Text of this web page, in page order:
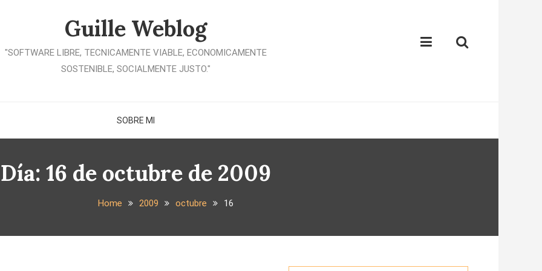
Guille Weblog
"SOFTWARE LIBRE, TECNICAMENTE VIABLE, ECONOMICAMENTE
SOSTENIBLE, SOCIALMENTE JUSTO."
SOBRE MI
Día: 16 de octubre de 2009
Home 2009 octubre 16